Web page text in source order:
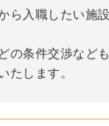
ら入職したい施
の条件交渉など
たします。